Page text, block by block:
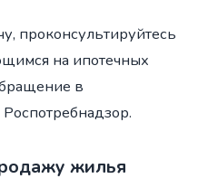
проконсультируйтесь
на ипотечных
в
жилья